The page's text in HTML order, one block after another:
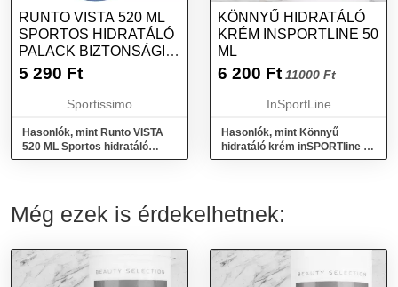
RUNTO VISTA 520 ML
SPORTOS HIDRATÁLÓ
PALACK BIZTONSÁGI
KUPAKKAL, KÉK,
5 290 Ft
Sportissimo
Hasonlók, mint Runto VISTA
520 ML Sportos hidratáló
palack biztonsági kupakkal,
KÖNNYŰ HIDRATÁLÓ
KRÉM INSPORTLINE 50
ML
6 200 Ft 11000 Ft
InSportLine
Hasonlók, mint Könnyű
hidratáló krém inSPORTline 50
ml
Még ezek is érdekelhetnek: